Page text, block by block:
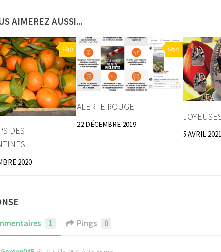
AIMEREZ AUSSI...
0
DES
2020
0
ALERTE ROUGE
22 DÉCEMBRE 2019
5 AVRIL 2021
1 Pings 0